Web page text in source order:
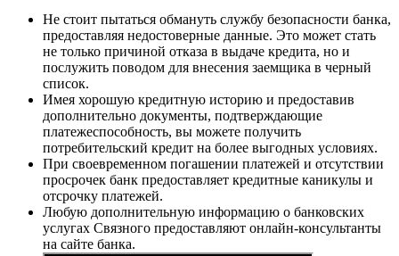
Не стоит пытаться обмануть службу безопасности банка,
предоставляя недостоверные данные. Это может стать
не только причиной отказа в выдаче кредита, но и
послужить поводом для внесения заемщика в черный
список.
Имея хорошую кредитную историю и предоставив
дополнительно документы, подтверждающие
платежеспособность, вы можете получить
потребительский кредит на более выгодных условиях.
При своевременном погашении платежей и отсутствии
просрочек банк предоставляет кредитные каникулы и
отсрочку платежей.
Любую дополнительную информацию о банковских
услугах Связного предоставляют онлайн-консультанты
на сайте банка.